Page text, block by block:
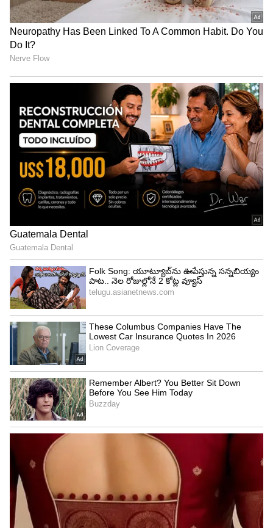
Related Articles
Phonepe: మీ ఫోన్‌లో ఫోన్‌పే యాప్ ఉందా.. ఎక్కువ
గంట‌కు 320 కి.మీల వేగం.. 3 గంట‌ల్లోనే హైద‌రాబాద్
నుంచి బెంగ‌ళూరు బుల్లెట్ ట్రైన్‌. స్టేష‌న్లు ఇవే.
3
5
Image Credit :Gemini AI
భూమి వైపు పడేటప్పుడు ఆకారం ఎందుకు
మారుతుంది?
వర్షపు చినుకులు మేఘాల నుంచి కిందికి పడేటప్పుడు గాలి
ప్రతిఘటన (Air Resistance) ఎదురవుతుంది. ఈ గాలి
ఒత్తిడి చినుకు కింద భాగంపై ఎక్కువ ప్రభావం చూపుతుంది.
దీని వల్ల చినుకు కింద భాగం కొద్దిగా చదునుగా
మారుతుంది. పై భాగం మాత్రం గుండ్రంగానే ఉంటుంది.
దీంతో చినుకు ఆకారం హాంబర్గర్ బన్ లేదా చిన్న గొడుగు
మాదిరిగా కనిపిస్తుంది. అమెరికా అంతరిక్ష పరిశోధనా సంస్థ
NASA చేసిన అధ్యయనాల ప్రకారం మధ్యస్థ పరిమాణం
ఉన్న వర్షపు చినుకులు పైభాగంలో గుండ్రంగా, కింద
భాగంలో కొద్దిగా చదునుగా ఉంటాయి. అంటే మనం
ఊహించే కన్నీటి బొట్టు ఆకారం అసలు ఉండదు.